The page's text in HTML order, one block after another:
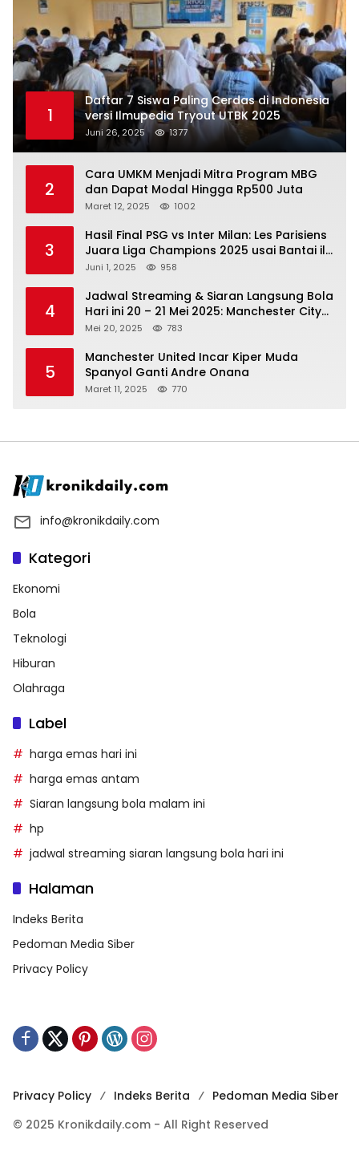
1
Daftar 7 Siswa Paling Cerdas di Indonesia
versi Ilmupedia Tryout UTBK 2025
Juni 26, 2025 1377
2
Cara UMKM Menjadi Mitra Program MBG
dan Dapat Modal Hingga Rp500 Juta
Maret 12, 2025 1002
3
Hasil Final PSG vs Inter Milan: Les Parisiens
Juara Liga Champions 2025 usai Bantai il
Nerazzurri
Juni 1, 2025 958
4
Jadwal Streaming & Siaran Langsung Bola
Hari ini 20 – 21 Mei 2025: Manchester City
vs Bournemouth
Mei 20, 2025 783
5
Manchester United Incar Kiper Muda
Spanyol Ganti Andre Onana
Maret 11, 2025 770
info@kronikdaily.com
Kategori
Ekonomi
Bola
Teknologi
Hiburan
Olahraga
Label
harga emas hari ini
harga emas antam
Siaran langsung bola malam ini
hp
jadwal streaming siaran langsung bola hari ini
Halaman
Indeks Berita
Pedoman Media Siber
Privacy Policy
Privacy Policy Indeks Berita
Pedoman Media Siber
© 2025 Kronikdaily.com - All Right Reserved